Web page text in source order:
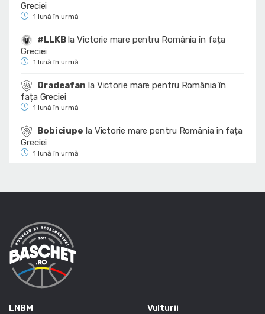
Greciei
1 lună în urmă
#LLKBlaVictorie mare pentru România în fața
Greciei
1 lună în urmă
Oradeafan la Victorie mare pentru România în
fața Greciei
1 lună în urmă
Bobiciupe la Victorie mare pentru România în fața
Greciei
1 lună în urmă
LNBM
Vulturii